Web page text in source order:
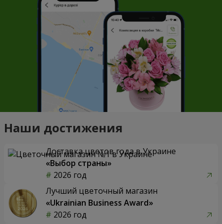
Наши достижения
Доставка цветов года в Украине
«Выбор страны»
2026 год
Лучший цветочный магазин
«Ukrainian Business Award»
2026 год